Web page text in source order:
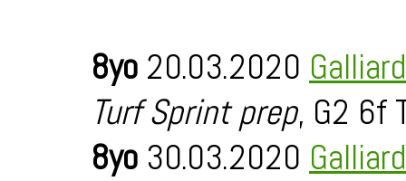
8yo 20.03.2020
Turf Sprint prep, G2 6f
8yo 30.03.2020